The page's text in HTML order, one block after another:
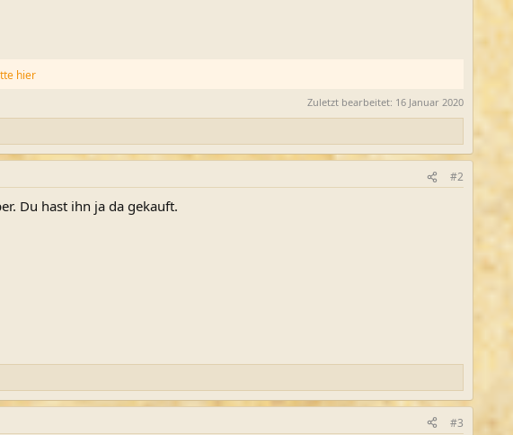
hier
Zuletzt bearbeitet: 16 Januar 2020
#2
Du hast ihn ja da gekauft.
#3